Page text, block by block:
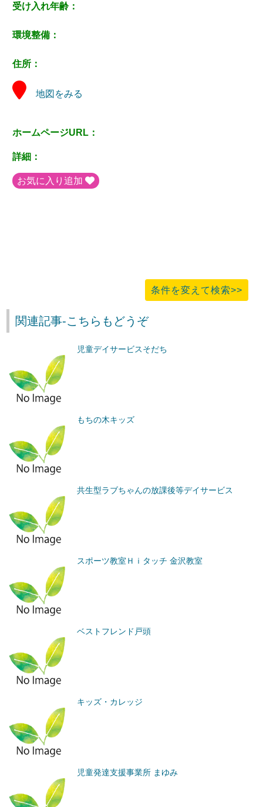
受け入れ年齢：
環境整備：
住所：
地図をみる
ホームページURL：
詳細：
お気に入り追加
条件を変えて検索>>
関連記事-こちらもどうぞ
児童デイサービスそだち
もちの木キッズ
共生型ラブちゃんの放課後等デイサービス
スポーツ教室Ｈｉタッチ 金沢教室
ベストフレンド戸頭
キッズ・カレッジ
児童発達支援事業所 まゆみ